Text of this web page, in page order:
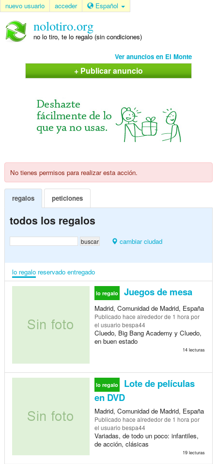
nuevo usuario acceder Español
nolotiro.org
no lo tiro, te lo regalo (sin condiciones)
Ver anuncios en El Monte
+ Publicar anuncio
No tienes permisos para realizar esta acción.
regalos peticiones
todos los regalos
cambiar ciudad
lo regalo reservado entregado
lo regalo Juegos de mesa
Madrid, Comunidad de Madrid, España
Publicado hace alrededor de 1 hora por
el usuario bespa44
Cluedo, Big Bang Academy y Cluedo,
en buen estado
14 lecturas
lo regalo
Lote de películas
en DVD
Madrid, Comunidad de Madrid, España
Publicado hace alrededor de 1 hora por
el usuario bespa44
Variadas, de todo un poco: infantiles,
de acción, clásicas
19 lecturas